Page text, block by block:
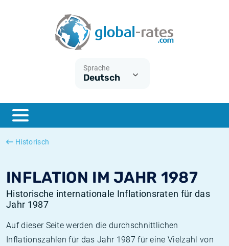
Sprache
Deutsch
Historisch
INFLATION IM JAHR 1987
Historische internationale Inflationsraten für das
Jahr 1987
Auf dieser Seite werden die durchschnittlichen
Inflationszahlen für das Jahr 1987 für eine Vielzahl von
ESTER
SONIA
Was ist die VPI-Inflation?
Was ist die HVPI-Inflation?
Deutsche inflation
Europäische inflation
Historische Euribor-Sätze
Historische ESTER-Sätze
Historische SOFR-Sätze
Historische SONIA-Sätze
Inflationsrechner